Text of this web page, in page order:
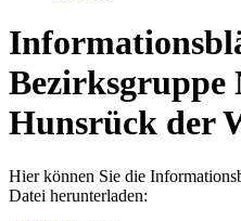
Bezirksgruppe
Hunsrück der
Hier können Sie die
Datei herunterladen: